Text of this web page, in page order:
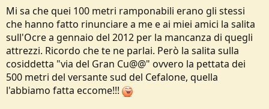
Mi sa che quei 100 metri ramponabili erano gli stessi
che hanno fatto rinunciare a me e ai miei amici la salita
sull'Ocre a gennaio del 2012 per la mancanza di quegli
attrezzi. Ricordo che te ne parlai. Però la salita sulla
cosiddetta "via del Gran Cu@@" ovvero la pettata dei
500 metri del versante sud del Cefalone, quella
l'abbiamo fatta eccome!!!